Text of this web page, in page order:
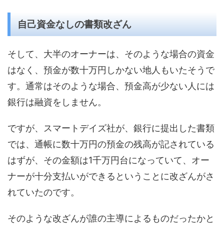
自己資金なしの書類改ざん
そして、大半のオーナーは、そのような場合の資金
はなく、預金が数十万円しかない地人もいたそうで
す。通常はそのような場合、預金高が少ない人には
銀行は融資をしません。
ですが、スマートデイズ社が、銀行に提出した書類
では、通帳に数十万円の預金の残高が記されている
はずが、その金額は1千万円台になっていて、オー
ナーが十分支払いができるということに改ざんがさ
れていたのです。
そのような改ざんが誰の主導によるものだったかと